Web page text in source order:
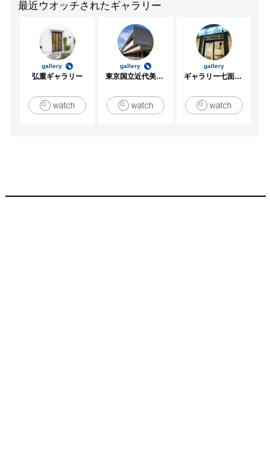
最近ウオッチされたギャラリー
gallery
弘重ギャラリー
gallery
東京国立近代美術館
gallery
ギャラリー七面坂途中